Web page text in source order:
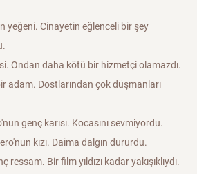
yeğeni. Cinayetin eğlenceli bir şey
Ondan daha kötü bir hizmetçi olamazdı.
adam. Dostlarından çok düşmanları
genç karısı. Kocasını sevmiyordu.
kızı. Daima dalgın dururdu.
Bir film yıldızı kadar yakışıklıydı.